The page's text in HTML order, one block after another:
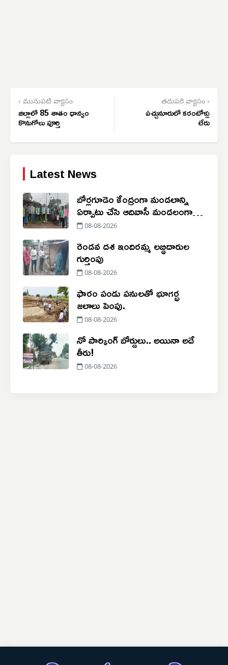
‹ మునుపటి వ్యాసం
జిల్లాలో 85 శాతం ధాన్యం
కొనుగోలు పూర్తి
తదుపరి వ్యాసం ›
పచ్చునూరులో కరంటోళ్లు
లేరు
Latest News
బోర్లగూడెం కేంద్రంగా మండలాన్ని
ఏర్పాటు చేసి ఆదివాసీ మండలంగా
ప్రకటించాలి
08-08-2026
రెండవ దశ ఇందిరమ్మ లబ్ధిదారుల
గుర్తింపు
08-08-2026
ఫారం పండు పనులతో భూగర్భ
జలాలు పెంపు.
08-08-2026
నో పార్కింగ్‌ బోర్డులు.. అయినా అదే
తీరు!
08-08-2026